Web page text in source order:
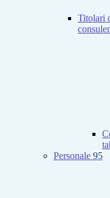
Titolari
Personale 95